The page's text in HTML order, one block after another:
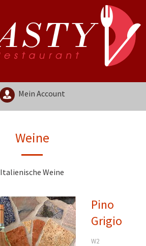
Mein Account
Weine
Italienische Weine
Pino
Grigio
W2